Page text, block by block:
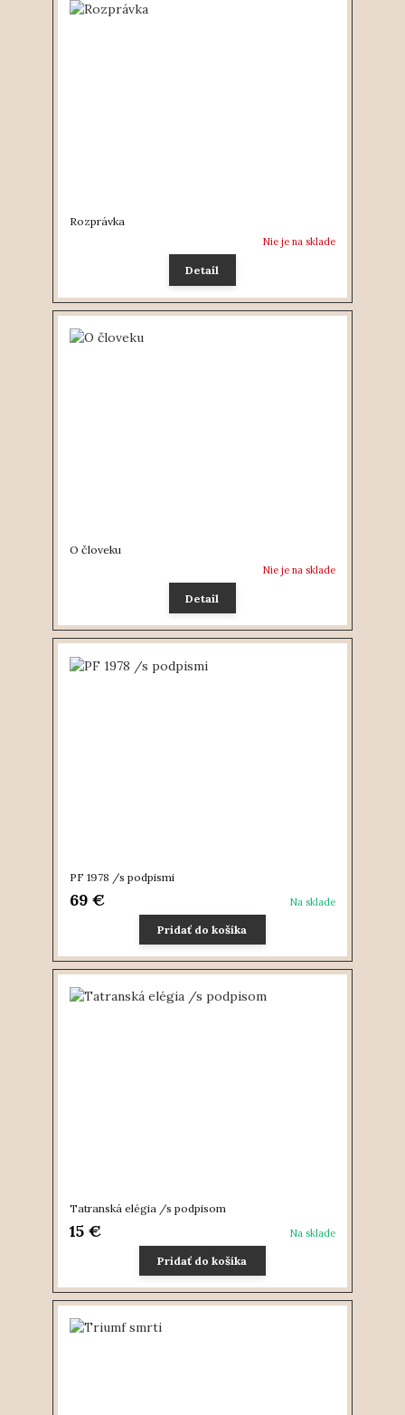
Rozprávka
Nie je na sklade
Detail
O človeku
Nie je na sklade
Detail
PF 1978 /s podpismi
69 € Na sklade
Pridať do košíka
Tatranská elégia /s podpisom
15 € Na sklade
Pridať do košíka